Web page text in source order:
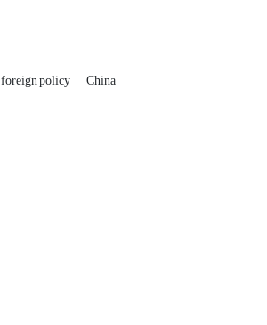
foreign policy China